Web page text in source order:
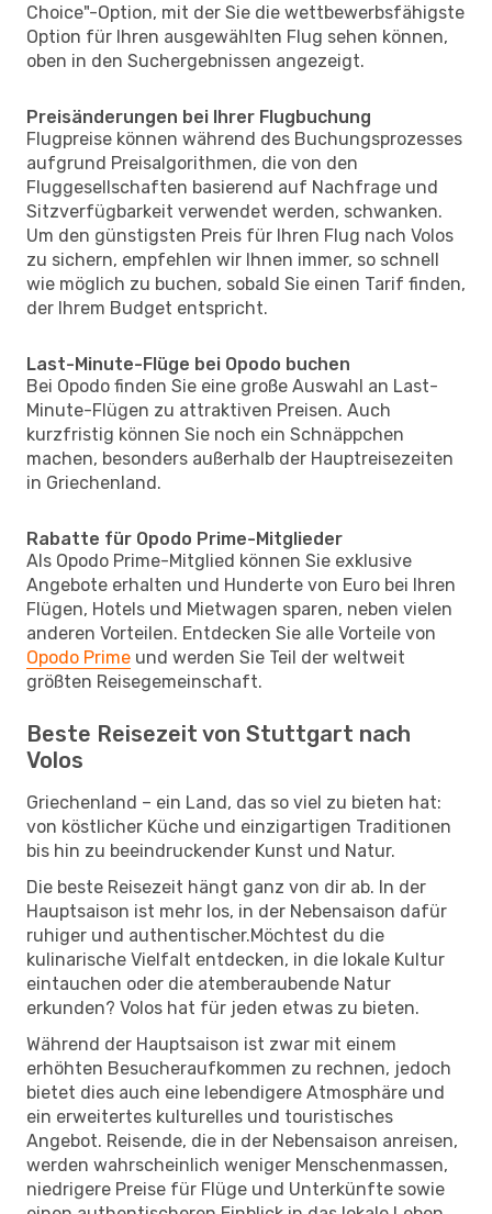
Choice"-Option, mit der Sie die wettbewerbsfähigste
Option für Ihren ausgewählten Flug sehen können,
oben in den Suchergebnissen angezeigt.
Preisänderungen bei Ihrer Flugbuchung
Flugpreise können während des Buchungsprozesses
aufgrund Preisalgorithmen, die von den
Fluggesellschaften basierend auf Nachfrage und
Sitzverfügbarkeit verwendet werden, schwanken.
Um den günstigsten Preis für Ihren Flug nach Volos
zu sichern, empfehlen wir Ihnen immer, so schnell
wie möglich zu buchen, sobald Sie einen Tarif finden,
der Ihrem Budget entspricht.
Last-Minute-Flüge bei Opodo buchen
Bei Opodo finden Sie eine große Auswahl an Last-
Minute-Flügen zu attraktiven Preisen. Auch
kurzfristig können Sie noch ein Schnäppchen
machen, besonders außerhalb der Hauptreisezeiten
in Griechenland.
Rabatte für Opodo Prime-Mitglieder
Als Opodo Prime-Mitglied können Sie exklusive
Angebote erhalten und Hunderte von Euro bei Ihren
Flügen, Hotels und Mietwagen sparen, neben vielen
anderen Vorteilen. Entdecken Sie alle Vorteile von
Opodo Prime und werden Sie Teil der weltweit
größten Reisegemeinschaft.
Beste Reisezeit von Stuttgart nach
Volos
Griechenland – ein Land, das so viel zu bieten hat:
von köstlicher Küche und einzigartigen Traditionen
bis hin zu beeindruckender Kunst und Natur.
Die beste Reisezeit hängt ganz von dir ab. In der
Hauptsaison ist mehr los, in der Nebensaison dafür
ruhiger und authentischer.Möchtest du die
kulinarische Vielfalt entdecken, in die lokale Kultur
eintauchen oder die atemberaubende Natur
erkunden? Volos hat für jeden etwas zu bieten.
Während der Hauptsaison ist zwar mit einem
erhöhten Besucheraufkommen zu rechnen, jedoch
bietet dies auch eine lebendigere Atmosphäre und
ein erweitertes kulturelles und touristisches
Angebot. Reisende, die in der Nebensaison anreisen,
werden wahrscheinlich weniger Menschenmassen,
niedrigere Preise für Flüge und Unterkünfte sowie